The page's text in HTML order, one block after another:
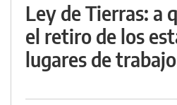
Ley de Tierras: a
el retiro de los
lugares de